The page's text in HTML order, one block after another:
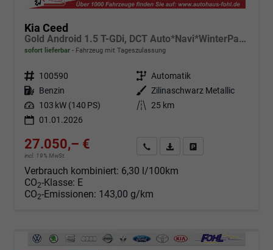
Kia Ceed
Gold Android 1.5 T-GDi, DCT Auto*Navi*WinterPak*Klimaauto*16"*Kamera*PrivacyGlas*
sofort lieferbar Fahrzeug mit Tageszulassung
Fahrzeugnr. 100590 Getriebe Automatik
Kraftstoff Benzin Außenfarbe Zilinaschwarz Metallic
Leistung 103 kW (140 PS) Kilometerstand 25 km
01.01.2026
27.050,– €
incl. 19% MwSt.
Angebot anfordern
Fahrzeugexpose (PDF)
Verbrauch kombiniert: 6,30 l/100km
CO2-Klasse: E
CO2-Emissionen: 143,00 g/km